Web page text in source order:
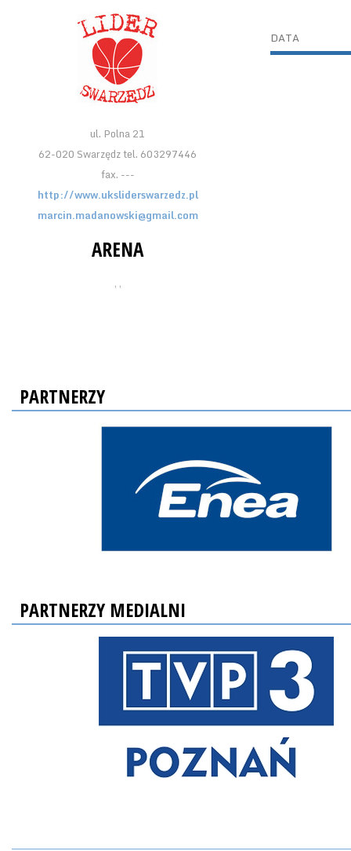
ul. Polna 21
62-020 Swarzędz tel. 603297446
fax. ---
http://www.uksliderswarzedz.pl
marcin.madanowski@gmail.com
ARENA
, ,
DATA
PARTNERZY
PARTNERZY MEDIALNI